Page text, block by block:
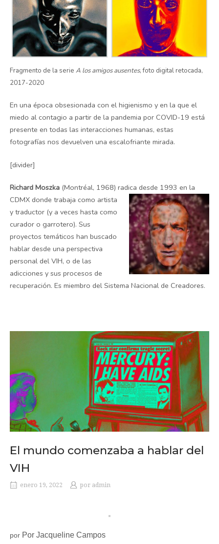
Fragmento de la serie A los amigos ausentes, foto digital retocada,
2017-2020
En una época obsesionada con el higienismo y en la que el
miedo al contagio a partir de la pandemia por COVID-19 está
presente en todas las interacciones humanas, estas
fotografías nos devuelven una escalofriante mirada.
[divider]
Richard Moszka (Montréal, 1968) radica desde 1993 en la
CDMX donde trabaja como artista
y traductor (y a veces hasta como
curador o garrotero). Sus
proyectos temáticos han buscado
hablar desde una perspectiva
personal del VIH, o de las
adicciones y sus procesos de
recuperación. Es miembro del Sistema Nacional de Creadores.
El mundo comenzaba a hablar del
VIH
enero 19, 2022 por admin
por Por Jacqueline Campos